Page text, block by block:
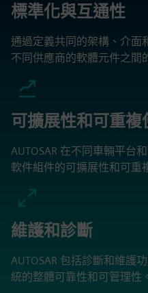
標準化與互通性
通過定義共同的架構、介面
不同供應商的軟體元件之間
可擴展性和可重複
AUTOSAR 在不同車輛平台
軟件組件的可擴展性和可重
維護和診斷
AUTOSAR 包括診斷和維護
統的整體可靠性和可管理性